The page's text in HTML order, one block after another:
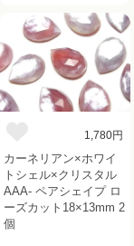
1,780円
カーネリアン×ホワイ
トシェル×クリスタル
AAA- ペアシェイプ ロ
ーズカット18×13mm 2
個